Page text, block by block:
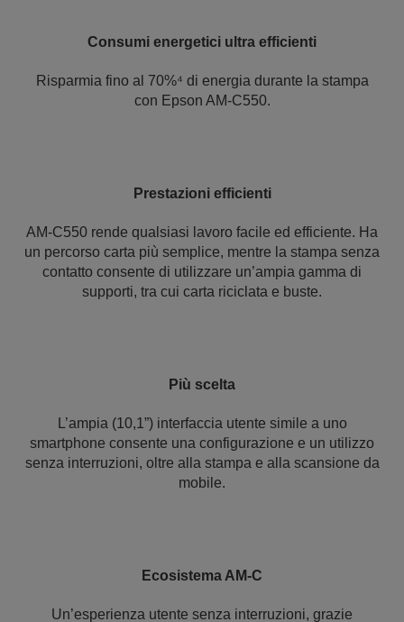
Consumi energetici ultra efficienti
Risparmia fino al 70%⁴ di energia durante la stampa
con Epson AM-C550.
Prestazioni efficienti
AM-C550 rende qualsiasi lavoro facile ed efficiente. Ha
un percorso carta più semplice, mentre la stampa senza
contatto consente di utilizzare un’ampia gamma di
supporti, tra cui carta riciclata e buste.
Più scelta
L’ampia (10,1”) interfaccia utente simile a uno
smartphone consente una configurazione e un utilizzo
senza interruzioni, oltre alla stampa e alla scansione da
mobile.
Ecosistema AM-C
Un’esperienza utente senza interruzioni, grazie